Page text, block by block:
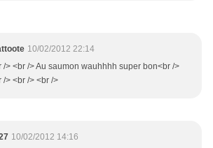
10/02/2012 22:14
/> <br /> Au saumon wauhhhh super bon<br />
/> <br /> <br />
10/02/2012 14:16